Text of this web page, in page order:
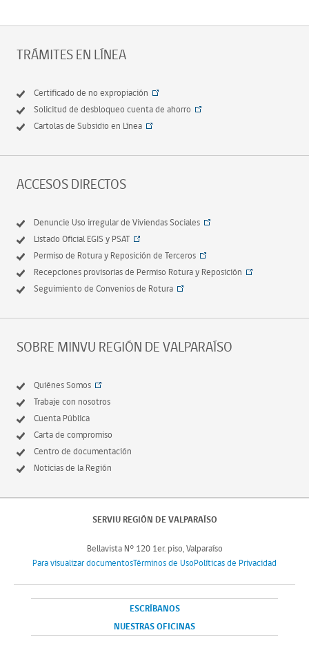
TRÁMITES EN LÍNEA
Certificado de no expropiación
Solicitud de desbloqueo cuenta de ahorro
Cartolas de Subsidio en Línea
ACCESOS DIRECTOS
Denuncie Uso irregular de Viviendas Sociales
Listado Oficial EGIS y PSAT
Permiso de Rotura y Reposición de Terceros
Recepciones provisorias de Permiso Rotura y Reposición
Seguimiento de Convenios de Rotura
SOBRE MINVU REGIÓN DE VALPARAÍSO
Quiénes Somos
Trabaje con nosotros
Cuenta Pública
Carta de compromiso
Centro de documentación
Noticias de la Región
SERVIU REGIÓN DE VALPARAÍSO
Bellavista N° 120 1er. piso, Valparaíso
Para visualizar documentosTérminos de UsoPolíticas de Privacidad
ESCRÍBANOS
NUESTRAS OFICINAS